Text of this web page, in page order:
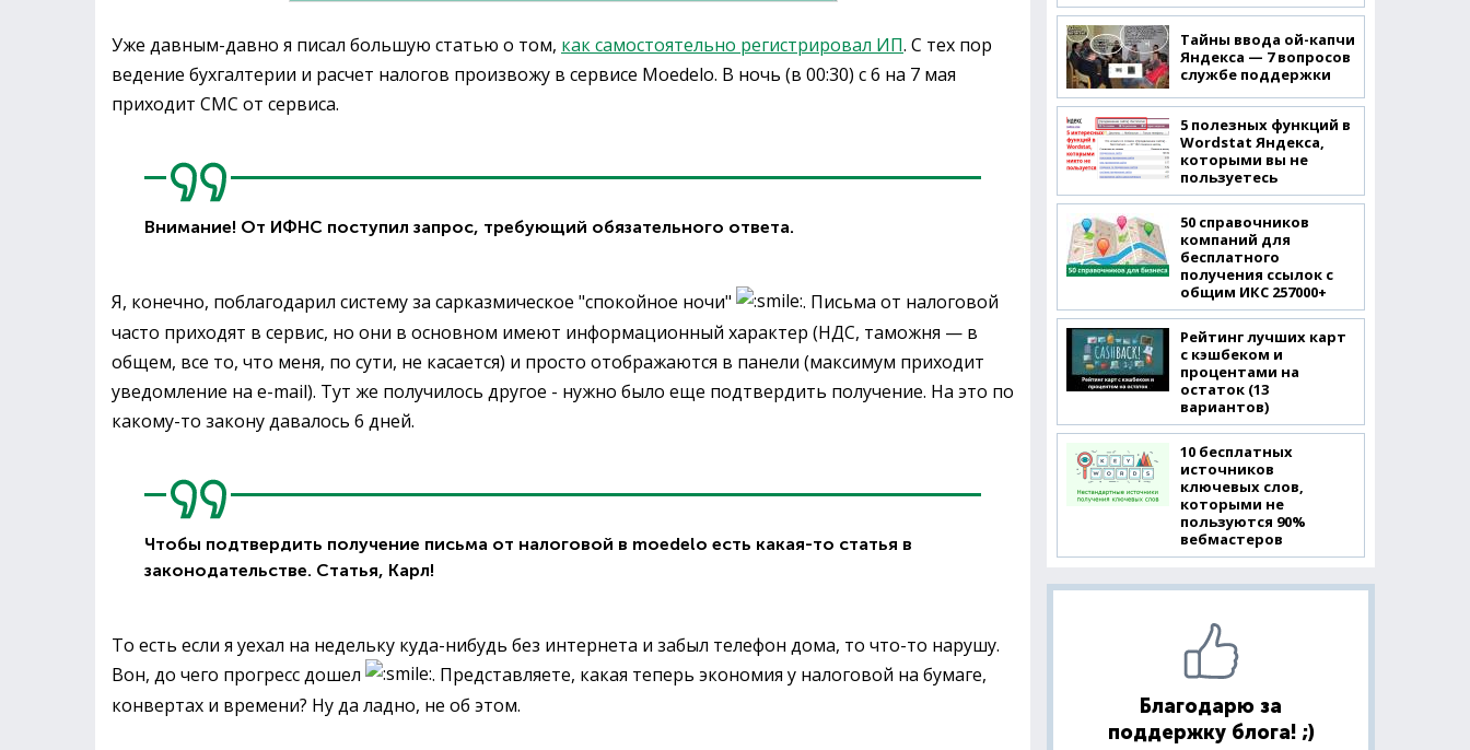
Уже давным-давно я писал большую статью о том, как самостоятельно регистрировал ИП. С тех пор
ведение бухгалтерии и расчет налогов произвожу в сервисе Moedelo. В ночь (в 00:30) с 6 на 7 мая
приходит СМС от сервиса.
Внимание! От ИФНС поступил запрос, требующий обязательного ответа.
Я, конечно, поблагодарил систему за сарказмическое "спокойное ночи"
. Письма от налоговой
часто приходят в сервис, но они в основном имеют информационный характер (НДС, таможня — в
общем, все то, что меня, по сути, не касается) и просто отображаются в панели (максимум приходит
уведомление на e-mail). Тут же получилось другое - нужно было еще подтвердить получение. На это по
какому-то закону давалось 6 дней.
Чтобы подтвердить получение письма от налоговой в moedelo есть какая-то статья в
законодательстве. Статья, Карл!
То есть если я уехал на недельку куда-нибудь без интернета и забыл телефон дома, то что-то нарушу.
Вон, до чего прогресс дошел
. Представляете, какая теперь экономия у налоговой на бумаге,
конвертах и времени? Ну да ладно, не об этом.
Тайны ввода ой-капчи
Яндекса — 7 вопросов
службе поддержки
5 полезных функций в
Wordstat Яндекса,
которыми вы не
пользуетесь
50 справочников
компаний для
бесплатного
получения ссылок с
общим ИКС 257000+
Рейтинг лучших карт
с кэшбеком и
процентами на
остаток (13
вариантов)
10 бесплатных
источников
ключевых слов,
которыми не
пользуются 90%
вебмастеров
Благодарю за
поддержку блога! ;)